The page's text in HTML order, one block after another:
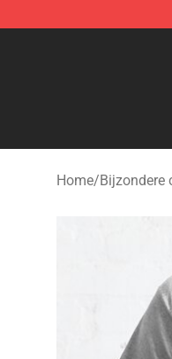
Sadie Crowell
Home/Bijzondere